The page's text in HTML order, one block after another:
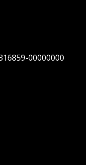
00000000